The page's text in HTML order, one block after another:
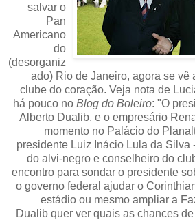
salvar o
Pan
Americano
do
(desorganiz
ado) Rio de Janeiro, agora se vê
clube do coração. Veja nota de
há pouco no Blog do Boleiro: "O
Alberto Dualib, e o empresário
momento no Palácio do
presidente Luiz Inácio Lula da Silva
do alvi-negro e conselheiro do
encontro para sondar o presidente
o governo federal ajudar o
estádio ou mesmo ampliar a
Dualib quer ver quais as chances